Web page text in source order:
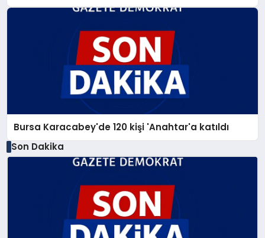
Bursa Karacabey'de 120 kişi 'Anahtar'a katıldı
Son Dakika